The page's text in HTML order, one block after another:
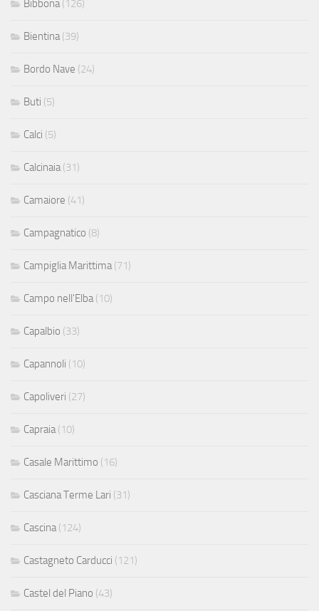
Bibbona (126)
Bientina (39)
Bordo Nave (24)
Buti (5)
Calci (5)
Calcinaia (31)
Camaiore (41)
Campagnatico (8)
Campiglia Marittima (71)
Campo nell'Elba (10)
Capalbio (33)
Capannoli (10)
Capoliveri (27)
Capraia (10)
Casale Marittimo (16)
Casciana Terme Lari (31)
Cascina (124)
Castagneto Carducci (121)
Castel del Piano (43)